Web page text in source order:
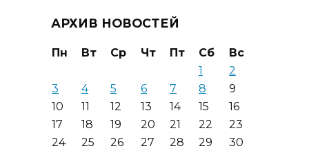
АРХИВ НОВОСТЕЙ
Пн Вт Ср Чт Пт Сб
Вс
1
2
3
4 5 6 7 8
9
10
11 12 13 14 15
16
17
18 19 20 21 22
23
24
25 26 27 28 29
30